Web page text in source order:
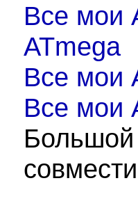
Все мои
ATmega
Все мои
Все мои
Большой